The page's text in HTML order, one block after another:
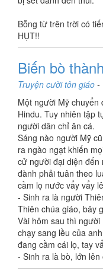
Bỗng từ trên trời có
HỤT!!
Biến bò
Truyện cười tôn giáo -
Một người Mỹ chuyển
Hindu. Tuy nhiên tập
người dân chỉ ăn cá.
Sáng nào người Mỹ
ra ngào ngạt khiến
cử người đại diện đến
đành phải tuân theo
cầm lọ nước vẩy vẩy
- Sinh ra là người
Thiên chúa giáo, bây
Vài hôm sau thì
chạy sang lều của
đang cầm cái lọ, tay
- Sinh ra là bò, lớn